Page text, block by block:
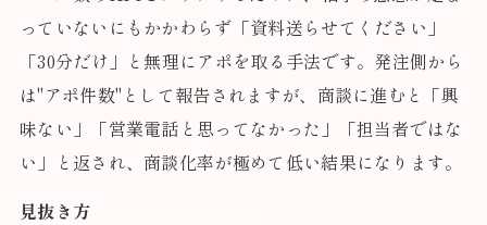
っていないにもかかわらず「資料送らせてください」
「30分だけ」と無理にアポを取る手法です。発注側から
は"アポ件数"として報告されますが、商談に進むと「興
味ない」「営業電話と思ってなかった」「担当者ではな
い」と返され、商談化率が極めて低い結果になります。
見抜き方